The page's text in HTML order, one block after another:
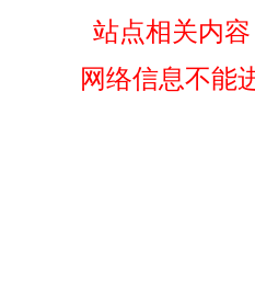
站点相关内
网络信息不能